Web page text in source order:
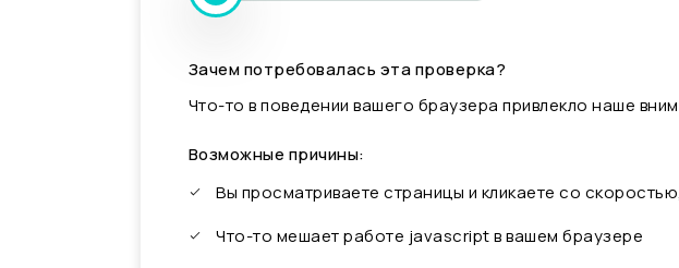
Зачем потребовалась эта проверка?
Что-то в поведении вашего браузера привлекло наше
Возможные причины:
Вы просматриваете страницы и кликаете со
Что-то мешает работе javascript в вашем браузере